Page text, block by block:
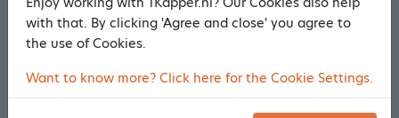
Ambiance & atmosphere
10
Service
Ik was op zoek naar een kapper die verstand heeft van
with that. By clicking 'Agree and close' you agree to
the use of Cookies.
Want to know more? Click here for the Cookie Settings.